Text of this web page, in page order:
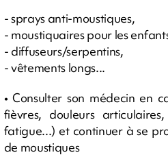
- sprays anti-moustiques,
- moustiquaires pour les
- diffuseurs/serpentins,
- vêtements longs...
• Consulter son médecin en
fièvres, douleurs
fatigue...) et continuer à se
de moustiques